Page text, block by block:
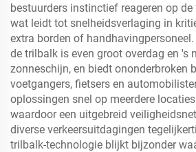
bestuurders instinctief reageren op
wat leidt tot snelheidsverlaging in
extra borden of
de trilbalk is even groot overdag en 's
zonneschijn, en biedt ononderbroken
voetgangers, fietsers en
oplossingen snel op meerdere
waardoor een uitgebreid
diverse verkeersuitdagingen
trilbalk-technologie blijkt bijzonder